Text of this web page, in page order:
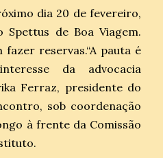
dia 20 de fevereiro,
de Boa Viagem.
reservas.“A pauta é
da advocacia
Ferraz, presidente do
sob coordenação
à frente da Comissão